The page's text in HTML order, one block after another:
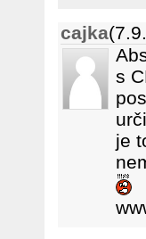
cajka
s
je